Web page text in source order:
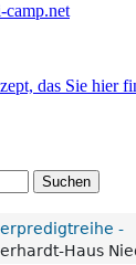
das Sie hier